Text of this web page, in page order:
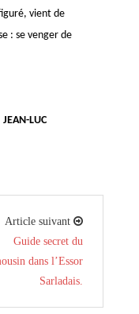
vient de
: se venger de
JEAN-LUC
Article suivant
Guide secret du
dans l’Essor
Sarladais.